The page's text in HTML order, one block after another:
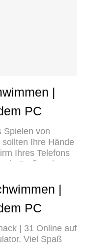
|
PC
Spielen von
Ihre Hände
Ihres Telefons
ein Profi und
über Ihr Spiel
Ihnen all die
Schwimmen |
Sie es auf
Daten und
MEmu 9 ist die
|
PC
| 31 Online auf
Viel Spaß